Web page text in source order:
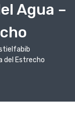
Agua –
del Estrecho